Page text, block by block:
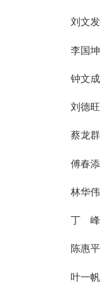
刘文发
李国坤
钟文成
刘德旺
蔡龙群
傅春添
林华伟
丁 峰
陈惠平
叶一帆